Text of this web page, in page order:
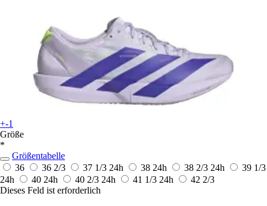
+-1
Größe
*
Größentabelle
36
36 2/3 37 1/3 24h 38 24h 38 2/3 24h
39 1/3
24h
40 24h 40 2/3 24h 41 1/3 24h
42 2/3
Dieses Feld ist erforderlich